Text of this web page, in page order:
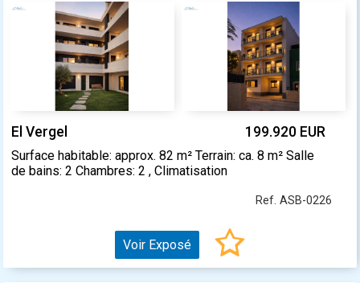
El Vergel 199.920 EUR
Surface habitable: approx. 82 m² Terrain: ca. 8 m² Salle
de bains: 2 Chambres: 2 , Climatisation
Ref. ASB-0226
Voir Exposé